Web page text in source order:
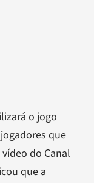
o jogo
que
do Canal
que a